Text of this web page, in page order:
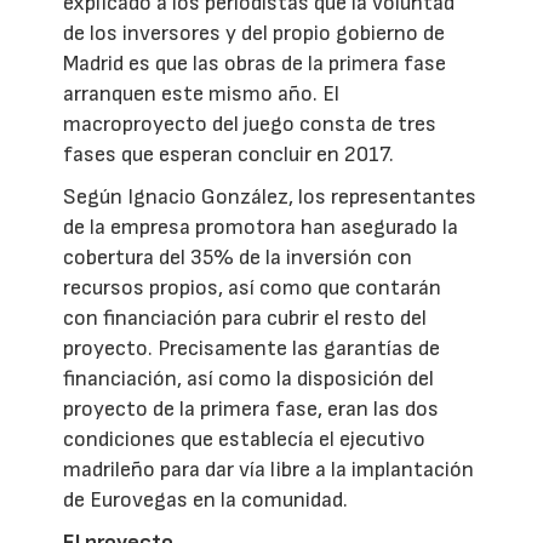
de los inversores y del propio gobierno de
Madrid es que las obras de la primera fase
arranquen este mismo año. El
macroproyecto del juego consta de tres
fases que esperan concluir en 2017.
Según Ignacio González, los representantes
de la empresa promotora han asegurado la
cobertura del 35% de la inversión con
recursos propios, así como que contarán
con financiación para cubrir el resto del
proyecto. Precisamente las garantías de
financiación, así como la disposición del
proyecto de la primera fase, eran las dos
condiciones que establecía el ejecutivo
madrileño para dar vía libre a la implantación
de Eurovegas en la comunidad.